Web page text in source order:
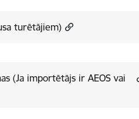
turētājiem)
(Ja importētājs ir AEOS vai